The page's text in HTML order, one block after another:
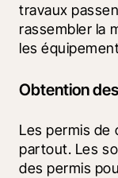
travaux
rassembler la
les
Obtention
Les permis de
partout. Les
des permis